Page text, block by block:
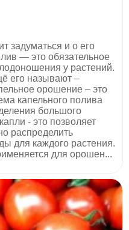
задуматься и о его
— это обязательное
у растений.
его называют –
орошение – это
капельного полива
большого
- это позволяет
распределить
для каждого растения.
для орошен...